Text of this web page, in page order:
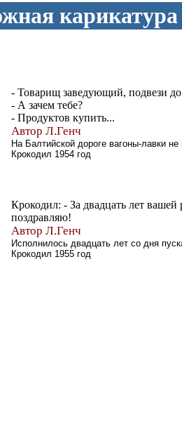
карикатура
- Товарищ заведующий, подвези
- А зачем тебе?
- Продуктов купить...
Автор Л.Генч
На Балтийской дороге вагоны-лавки
Крокодил 1954 год
Крокодил: - За двадцать лет
поздравляю!
Автор Л.Генч
Исполнилось двадцать лет со дня
Крокодил 1955 год